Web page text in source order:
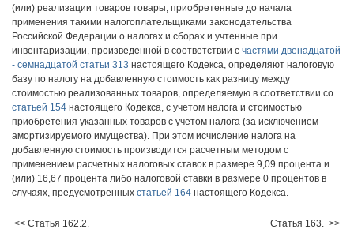
(или) реализации товаров товары, приобретенные до начала
применения такими налогоплательщиками законодательства
Российской Федерации о налогах и сборах и учтенные при
инвентаризации, произведенной в соответствии с частями двенадцатой
- семнадцатой статьи 313 настоящего Кодекса, определяют налоговую
базу по налогу на добавленную стоимость как разницу между
стоимостью реализованных товаров, определяемую в соответствии со
статьей 154 настоящего Кодекса, с учетом налога и стоимостью
приобретения указанных товаров с учетом налога (за исключением
амортизируемого имущества). При этом исчисление налога на
добавленную стоимость производится расчетным методом с
применением расчетных налоговых ставок в размере 9,09 процента и
(или) 16,67 процента либо налоговой ставки в размере 0 процентов в
случаях, предусмотренных статьей 164 настоящего Кодекса.
<< Статья 162.2. Статья 163. >>